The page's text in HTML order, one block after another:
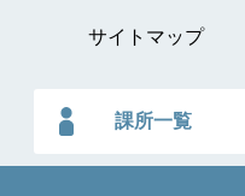
サイトマップ
課所一覧